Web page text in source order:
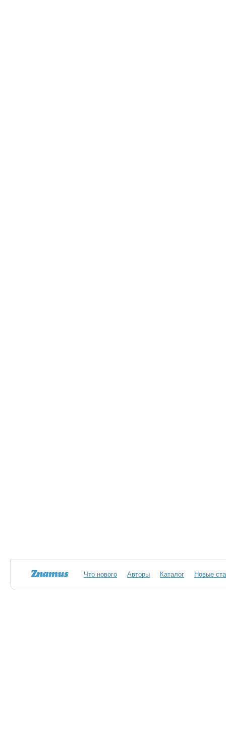
Что нового Авторы Каталог Новые